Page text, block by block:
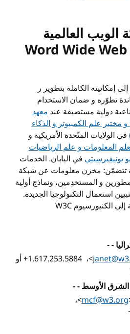
العالمية
Word Wide
إمكانيته الكاملة بتطوير ر
تطوّره و ضمان الاستخدام
دولية مستضيفة عندمعهد
علم الكمبيوتر و الذكاء
في الولايات المتّحدة الأمريكية و
المعلومات و علم الرياضيات
يونيفيرسيتيفي اليابان. الخدمات
تتضمّن: مخزن معلومات عن شبكة
و المستخدِمين، ونماذج أولية
استعمال التكنولوجيا الجديدة.
W3C
- -
<، ‏+1.617.253.5884أو
و الشرق الأوسط - -
<mcf@w3.org ، ‏